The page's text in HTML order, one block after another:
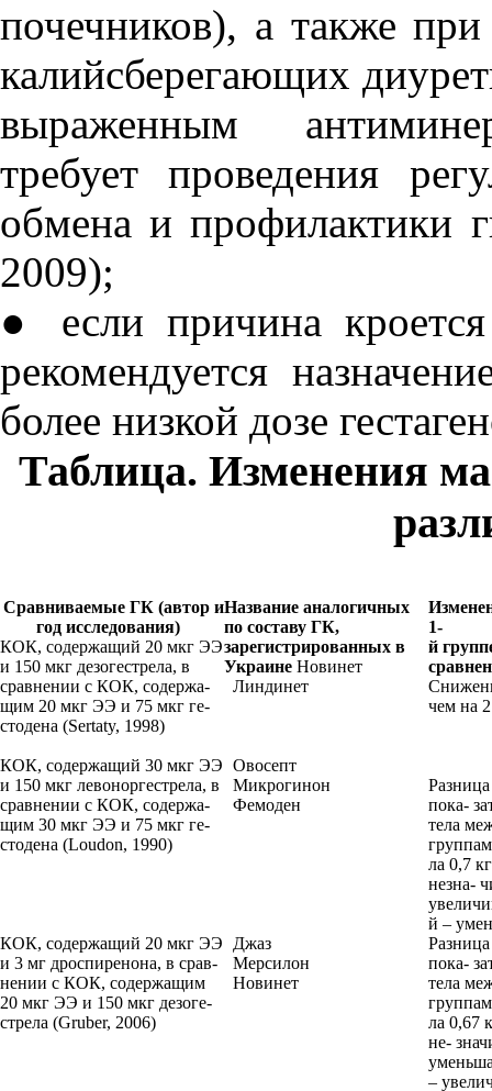
почечников), а также
калийсберегающих
выраженным
требует проведения
обмена и профилактики
2009);
● если причина
рекомендуется
более низкой дозе
Таблица. Изменения
Сравниваемые ГК (автор и
год исследования)
КОК, содержащий 20 мкг ЭЭ
и 150 мкг дезогестрела, в
сравнении с КОК, содержа-
щим 20 мкг ЭЭ и 75 мкг ге-
стодена (Sertaty, 1998)
КОК, содержащий 30 мкг ЭЭ
и 150 мкг левоноргестрела, в
сравнении с КОК, содержа-
щим 30 мкг ЭЭ и 75 мкг ге-
стодена (Loudon, 1990)
Название аналогичных
по составу ГК,
зарегистрированных в
Украине Новинет
Линдинет
Овосепт
Микрогинон
Фемоден
1-
й
чем на
пока-
тела
ла 0,7
незна-
й –
КОК, содержащий 20 мкг ЭЭ
и 3 мг дроспиренона, в срав-
нении с КОК, содержащим
20 мкг ЭЭ и 150 мкг дезоге-
стрела (Gruber, 2006)
Джаз
Мерсилон
Новинет
пока-
тела
ла 0,67
не-
–